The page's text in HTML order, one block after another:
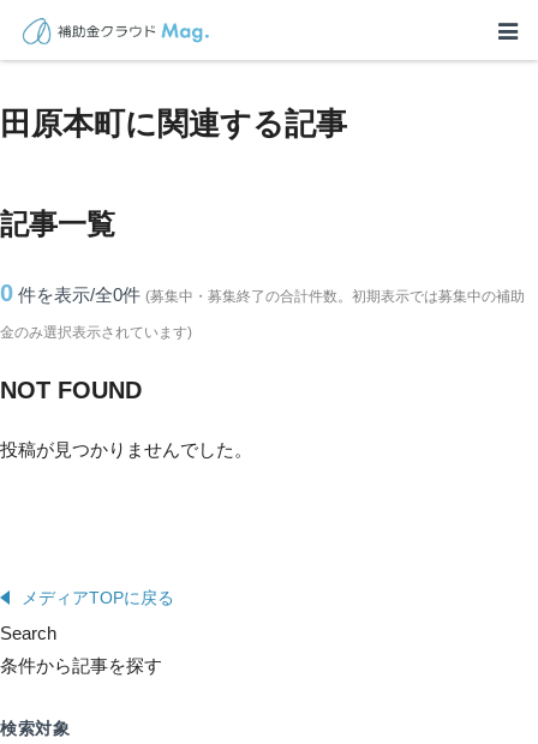
TOP > 補助金・助成金詳細>奈良県
田原本町に関連する記事
記事一覧
0 件を表示/全0件 (募集中・募集終了の合計件数。初期表示では募集中の補助
金のみ選択表示されています)
NOT FOUND
投稿が見つかりませんでした。
メディアTOPに戻る
Search
条件から記事を探す
検索対象